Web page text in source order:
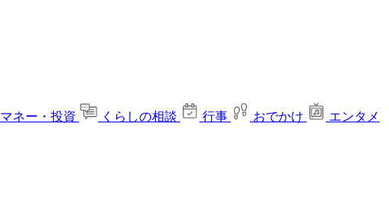
マネー・投資 くらしの相談 行事 おでかけ
エンタメ